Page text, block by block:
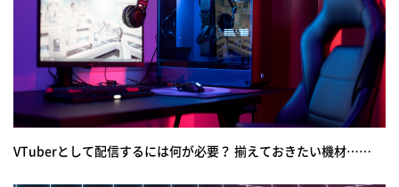
VTuberとして配信するには何が必要？ 揃えておきたい機材……